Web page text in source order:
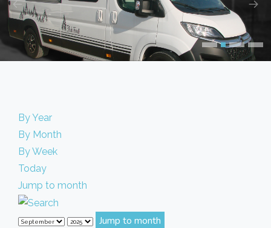
By Year
By Month
By Week
Today
Jump to month
Jump to month